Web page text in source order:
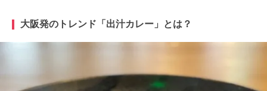
大阪発のトレンド「出汁カレー」とは？